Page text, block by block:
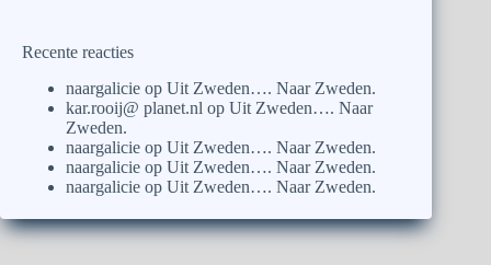
Recente reacties
naargalicie op Uit Zweden…. Naar Zweden.
kar.rooij@ planet.nl op Uit Zweden…. Naar
Zweden.
naargalicie op Uit Zweden…. Naar Zweden.
naargalicie op Uit Zweden…. Naar Zweden.
naargalicie op Uit Zweden…. Naar Zweden.